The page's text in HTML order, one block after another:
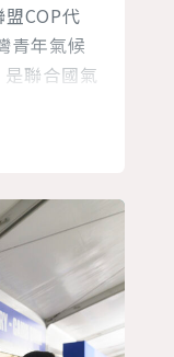
COP代
青年氣候
聯合國氣
歲以下的